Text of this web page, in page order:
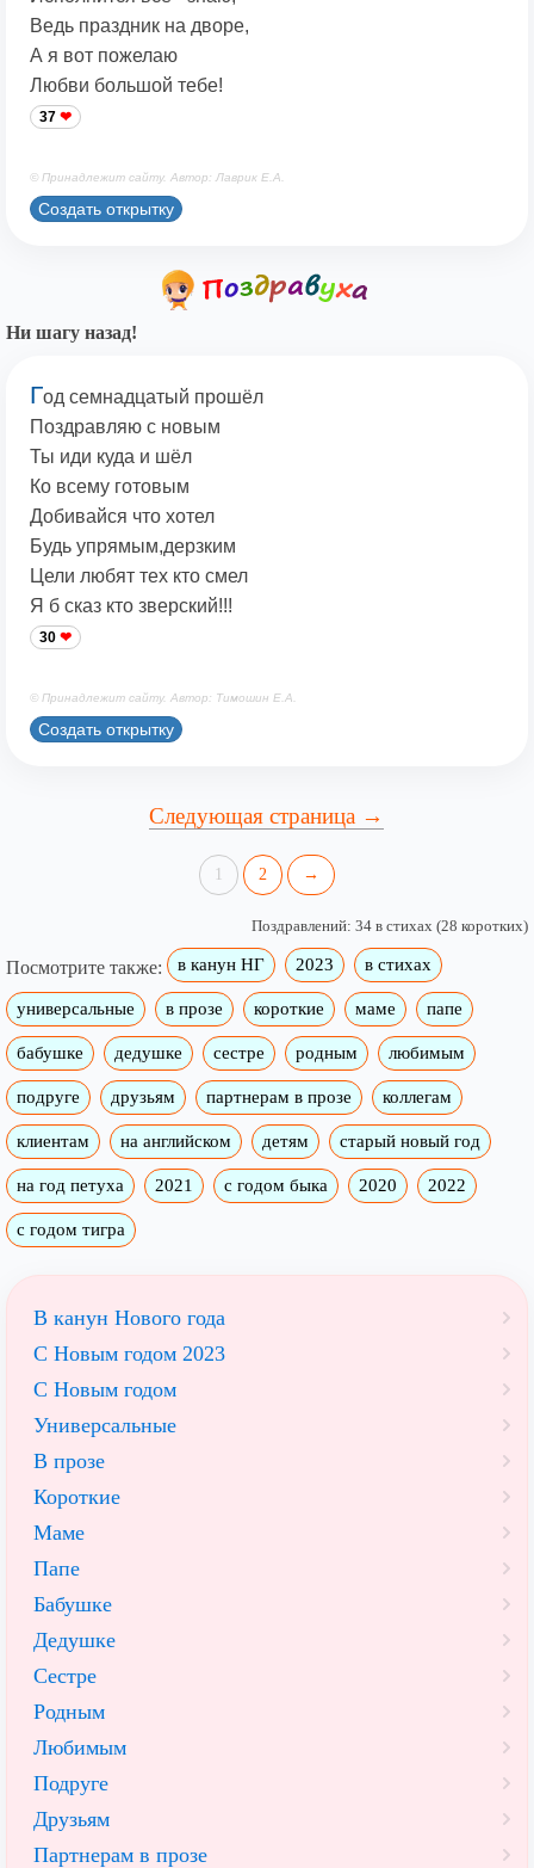
Ведь праздник на дворе,
А я вот пожелаю
Любви большой тебе!
37
© Принадлежит сайту. Автор: Лаврик Е.А.
Создать открытку
Ни шагу назад!
Год семнадцатый прошёл
Поздравляю с новым
Ты иди куда и шёл
Ко всему готовым
Добивайся что хотел
Будь упрямым,дерзким
Цели любят тех кто смел
Я б сказ кто зверский!!!
30
© Принадлежит сайту. Автор: Тимошин Е.А.
Создать открытку
Следующая страница →
1 2 →
Поздравлений: 34 в стихах (28 коротких)
Посмотрите также: в канун НГ 2023 в стихах
универсальные в прозе короткие маме папе
бабушке дедушке сестре родным любимым
подруге друзьям партнерам в прозе коллегам
клиентам на английском детям старый новый год
на год петуха 2021 с годом быка 2020 2022
с годом тигра
В канун Нового года
С Новым годом 2023
С Новым годом
Универсальные
В прозе
Короткие
Маме
Папе
Бабушке
Дедушке
Сестре
Родным
Любимым
Подруге
Друзьям
Партнерам в прозе